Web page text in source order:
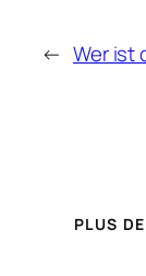
← Wer ist
PLUS